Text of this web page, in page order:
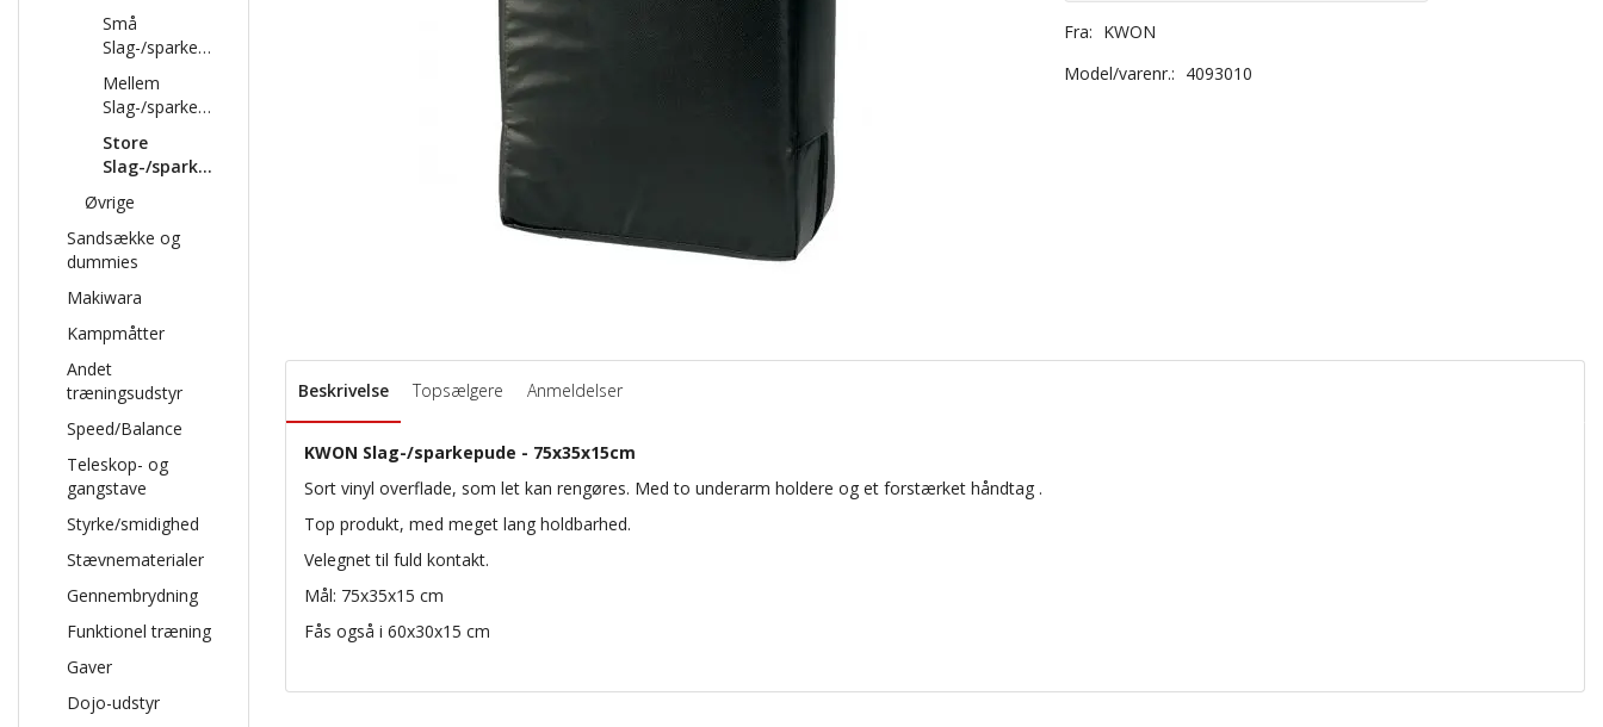
Små
Slag-/sparkepuder
Mellem
Slag-/sparkepuder
Store
Slag-/sparkepuder
Øvrige
Sandsække og
dummies
Makiwara
Kampmåtter
Andet
træningsudstyr
Speed/Balance
Teleskop- og
gangstave
Styrke/smidighed
Stævnematerialer
Gennembrydning
Funktionel træning
Gaver
Dojo-udstyr
Fra: KWON
Model/varenr.: 4093010
Beskrivelse Topsælgere Anmeldelser
KWON Slag-/sparkepude - 75x35x15cm
Sort vinyl overflade, som let kan rengøres. Med to underarm holdere og et forstærket håndtag .
Top produkt, med meget lang holdbarhed.
Velegnet til fuld kontakt.
Mål: 75x35x15 cm
Fås også i 60x30x15 cm